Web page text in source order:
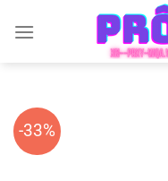
đến
-33%